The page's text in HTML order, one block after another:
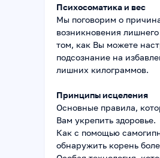
Психосоматика и вес
Мы поговорим о
возникновения
том, как Вы можете
подсознание на
лишних килограммов.
Принципы исцеления
Основные правила,
Вам укрепить здоровье.
Как с помощью
обнаружить корень